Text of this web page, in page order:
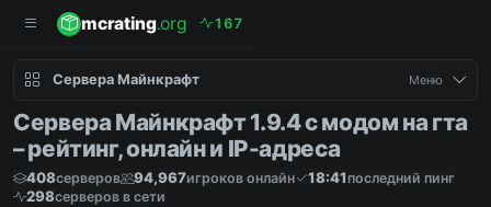
mcrating.org 1 67
Сервера Майнкрафт Меню
Сервера Майнкрафт 1.9.4 с модом на гта
– рейтинг, онлайн и IP-адреса
408серверов 94,967игроков онлайн 18:41 последний пинг
298серверов в сети